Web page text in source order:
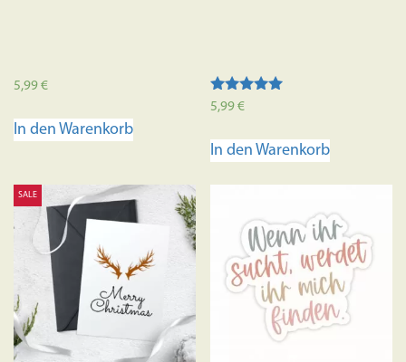
5,99€
In den Warenkorb
Bewertet mit
5,99€
In den Warenkorb
SALE